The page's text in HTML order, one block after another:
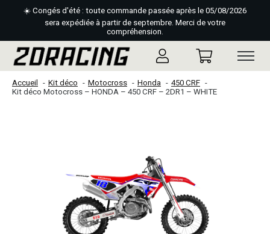
☀️ Congés d'été : toute commande passée après le 05/08/2026
sera expédiée à partir de septembre. Merci de votre
compréhension.
Accueil Kit déco Motocross Honda
450 CRF
Kit déco Motocross – HONDA – 450 CRF – 2DR1 – WHITE